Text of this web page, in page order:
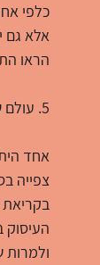
כלפי
הראו
5. עולם של אמנות, ספרות ויופי ייפתח בפניך
אחד
צפייה
בקריאת
ולמרות